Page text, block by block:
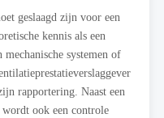
geslaagd zijn voor een
kennis als een
systemen of
rapportering. Naast een
ook een controle